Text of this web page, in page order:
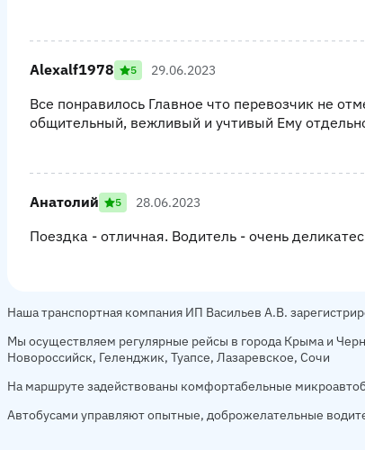
Alexalf1978 5 29.06.2023
Все понравилось Главное что перевозчик не
общительный, вежливый и учтивый Ему
Анатолий 5 28.06.2023
Поездка - отличная. Водитель - очень
Наша транспортная компания ИП Васильев А.В.
Мы осуществляем регулярные рейсы в города Крыма и
Новороссийск, Геленджик, Туапсе, Лазаревское, Сочи
На маршруте задействованы комфортабельные
Автобусами управляют опытные, доброжелательные